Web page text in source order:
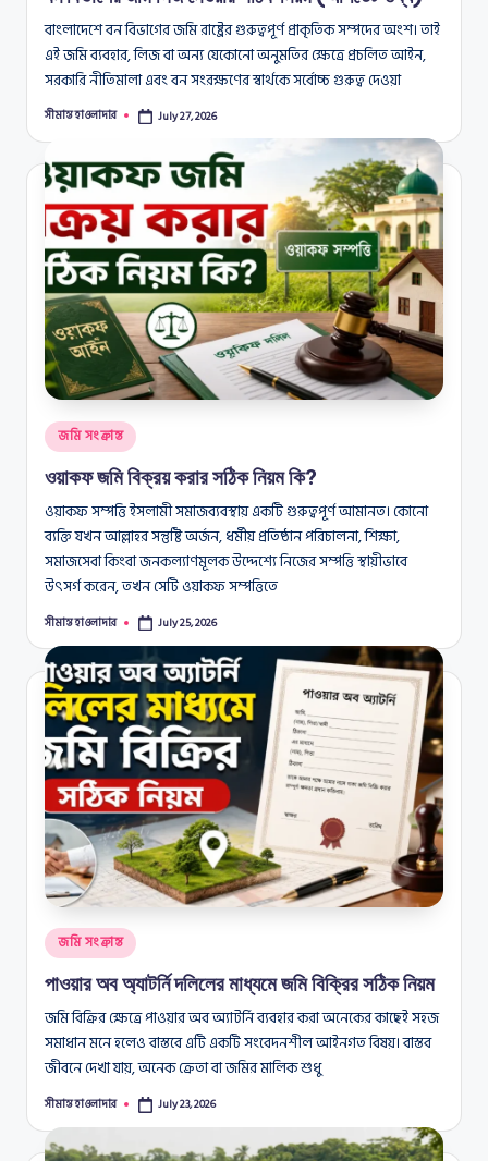
বাংলাদেশে বন বিভাগের জমি রাষ্ট্রের গুরুত্বপূর্ণ প্রাকৃতিক সম্পদের অংশ। তাই
এই জমি ব্যবহার, লিজ বা অন্য যেকোনো অনুমতির ক্ষেত্রে প্রচলিত আইন,
সরকারি নীতিমালা এবং বন সংরক্ষণের স্বার্থকে সর্বোচ্চ গুরুত্ব দেওয়া
Posted
সীমান্ত হাওলাদার July 27, 2026
Posted
in
জমি সংক্রান্ত
ওয়াকফ জমি বিক্রয় করার সঠিক নিয়ম কি?
ওয়াকফ সম্পত্তি ইসলামী সমাজব্যবস্থায় একটি গুরুত্বপূর্ণ আমানত। কোনো
ব্যক্তি যখন আল্লাহর সন্তুষ্টি অর্জন, ধর্মীয় প্রতিষ্ঠান পরিচালনা, শিক্ষা,
সমাজসেবা কিংবা জনকল্যাণমূলক উদ্দেশ্যে নিজের সম্পত্তি স্থায়ীভাবে
উৎসর্গ করেন, তখন সেটি ওয়াকফ সম্পত্তিতে
Posted
সীমান্ত হাওলাদার July 25, 2026
Posted
in
জমি সংক্রান্ত
পাওয়ার অব অ্যাটর্নি দলিলের মাধ্যমে জমি বিক্রির সঠিক নিয়ম
জমি বিক্রির ক্ষেত্রে পাওয়ার অব অ্যাটর্নি ব্যবহার করা অনেকের কাছেই সহজ
সমাধান মনে হলেও বাস্তবে এটি একটি সংবেদনশীল আইনগত বিষয়। বাস্তব
জীবনে দেখা যায়, অনেক ক্রেতা বা জমির মালিক শুধু
Posted
সীমান্ত হাওলাদার July 23, 2026